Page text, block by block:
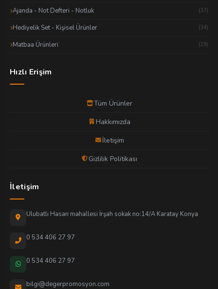
Ajanda - Not Defteri - Notluk (37)
Hediyelik Set - Kişisel Ürünler (34)
Matbaa Ürünleri (29)
Hızlı Erişim
Tüm Ürünler
Hakkımızda
İletişim
Gizlilik Politikası
İletişim
Ulubatlı Hasan mahallesi İrşah sokak no:14/A Karatay Konya
0 534 406 27 97
0 534 406 27 97
bilgi@degerpromosyon.com